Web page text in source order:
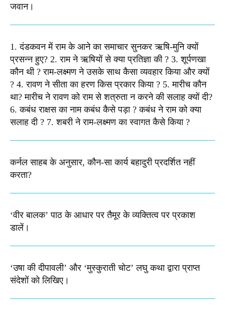
जवान। ​
1. दंडकवन में राम के आने का समाचार सुनकर ऋषि-मुनि क्यों
प्रसन्न हुए? 2. राम ने ऋषियों से क्या प्रतिज्ञा की ? 3. शूर्पणखा
कौन थी ? राम-लक्ष्मण ने उसके साथ कैसा व्यवहार किया और क्यों
? 4. रावण ने सीता का हरण किस प्रकार किया ? 5. मारीच कौन
था? मारीच ने रावण को राम से शत्रुता न करने की सलाह क्यों दी?
6. कबंध राक्षस का नाम कबंध कैसे पड़ा ? कबंध ने राम को क्या
सलाह दी ? 7. शबरी ने राम-लक्ष्मण का स्वागत कैसे किया ?
कर्नल साहब के अनुसार, कौन-सा कार्य बहादुरी प्रदर्शित नहीं
करता?
‘वीर बालक’ पाठ के आधार पर तैमूर के व्यक्तित्व पर प्रकाश
डालें।
‘उषा की दीपावली’ और ‘मुस्कुराती चोट’ लघु कथा द्वारा प्राप्त
संदेशों को लिखिए।